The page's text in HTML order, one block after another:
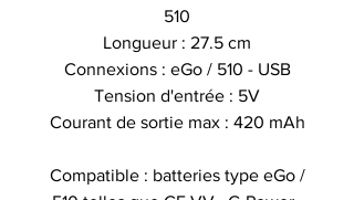
510
Longueur : 27.5 cm
Connexions : eGo / 510 - USB
Tension d'entrée : 5V
Courant de sortie max : 420 mAh
Compatible : batteries type eGo /